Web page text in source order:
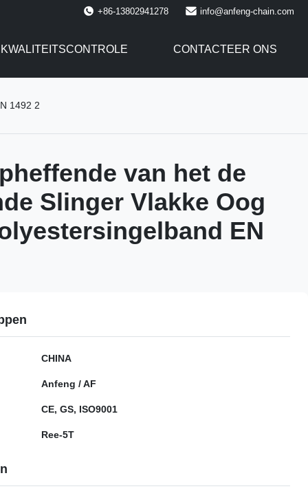
+86-13802941278 info@anfeng-chain.com
KWALITEITSCONTROLE CONTACTEER ONS
1492 2
van het de
Slinger Vlakke Oog
EN
CHINA
Anfeng / AF
CE, GS, ISO9001
Ree-5T